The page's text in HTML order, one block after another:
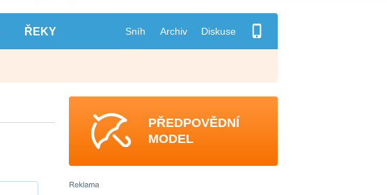
ŘEKY Sníh Archiv Diskuse
PŘEDPOVĚDNÍ
MODEL